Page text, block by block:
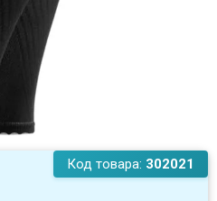
Код товара: 302021